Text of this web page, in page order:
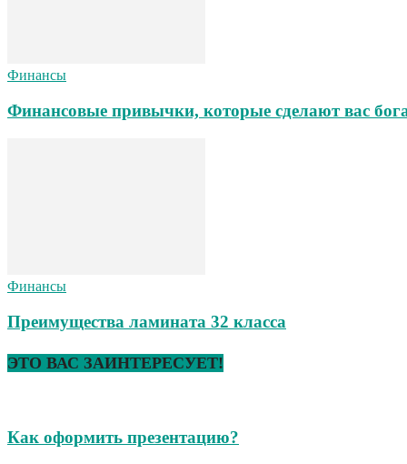
Финансы
Финансовые привычки, которые сделают вас
Финансы
Преимущества ламината 32 класса
ЭТО ВАС ЗАИНТЕРЕСУЕТ!
Как оформить презентацию?